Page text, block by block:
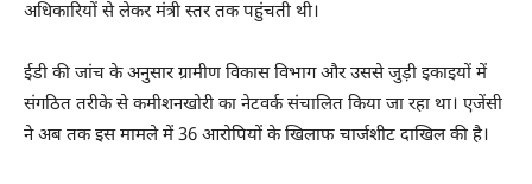
अधिकारियों से लेकर मंत्री स्तर तक पहुंचती थी।
ईडी की जांच के अनुसार ग्रामीण विकास विभाग और उससे जुड़ी इकाइयों में
संगठित तरीके से कमीशनखोरी का नेटवर्क संचालित किया जा रहा था। एजेंसी
ने अब तक इस मामले में 36 आरोपियों के खिलाफ चार्जशीट दाखिल की है।